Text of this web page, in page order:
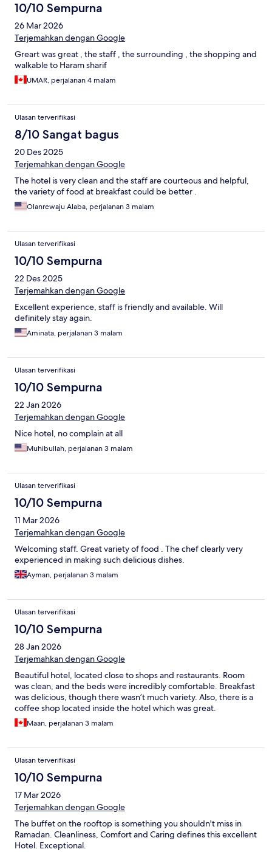
10/10 Sempurna
26 Mar 2026
Terjemahkan dengan Google
Greart was great , the staff , the surrounding , the shopping and
walkable to Haram sharif
UMAR, perjalanan 4 malam
Ulasan terverifikasi
8/10 Sangat bagus
20 Des 2025
Terjemahkan dengan Google
The hotel is very clean and the staff are courteous and helpful,
the variety of food at breakfast could be better .
Olanrewaju Alaba, perjalanan 3 malam
Ulasan terverifikasi
10/10 Sempurna
22 Des 2025
Terjemahkan dengan Google
Excellent experience, staff is friendly and available. Will
definitely stay again.
Aminata, perjalanan 3 malam
Ulasan terverifikasi
10/10 Sempurna
22 Jan 2026
Terjemahkan dengan Google
Nice hotel, no complain at all
Muhibullah, perjalanan 3 malam
Ulasan terverifikasi
10/10 Sempurna
11 Mar 2026
Terjemahkan dengan Google
Welcoming staff. Great variety of food . The chef clearly very
experienced in making such delicious dishes.
Ayman, perjalanan 3 malam
Ulasan terverifikasi
10/10 Sempurna
28 Jan 2026
Terjemahkan dengan Google
Beautiful hotel, located close to shops and restaurants. Room
was clean, and the beds were incredibly comfortable. Breakfast
was delicious, though there wasn’t much variety. Also, there is a
coffee shop located inside the hotel which was great.
Maan, perjalanan 3 malam
Ulasan terverifikasi
10/10 Sempurna
17 Mar 2026
Terjemahkan dengan Google
The buffet on the rooftop is something you shouldn't miss in
Ramadan. Cleanliness, Comfort and Caring defines this excellent
Hotel. Exceptional.